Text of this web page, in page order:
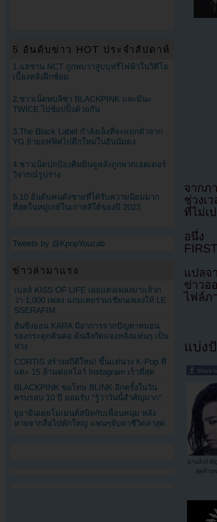
จากภ
ช่วงเ
ที่ไม่เ
อนึ่ง
แปลจ
ข่าวอ
ไฟล์ภ
แบ่ง
มาแล้ว!!
สุดท้าย
5 อันดับข่าว HOT ประจำสัปดาห์
1.แฮชาน NCT ถูกพบว่าสูบบุหรี่ไฟฟ้าในวิดีโอ
เบื้องหลังฝึกซ้อม
2.ชาวเน็ตพบลิซ่า BLACKPINK และมินะ
TWICE ไปช้อปปิ้งด้วยกัน
3.The Black Label กำลังเล็งที่จะแยกตัวจาก
YG ย้ายอฟฟิศไปตึกใหม่ในฮันนัมดง
4.ชาวเน็ตปกป้องคิมมินจูหลังถูกพวกเฮดเตอร์
วิจารณ์รูปร่าง
5.10 อันดับคนดังชายที่ได้รับความนิยมมาก
ที่สุดในหมู่เกย์ในเกาหลีใต้ของปี 2023
Tweets by @KpopYouzab
ข่าวล่ามาแรง
เบลล์ KISS OF LIFE เผยแต่งเพลงมาแล้วก
ว่า 1,000 เพลง แถมเคยร่วมเขียนเพลงให้ LE
SSERAFIM
ฮันซึงยอน KARA มีอาการจากปัญหาหมอน
รองกระดูกต้นคอ ต้นสังกัดแจงหลังแฟนๆ เป็น
ห่วง
CORTIS สร้างสถิติใหม่! ขึ้นแท่นวง K-Pop ที่
แตะ 15 ล้านฟอลโลว์ Instagram เร็วที่สุด
BLACKPINK ขอโทษ BLINK อีกครั้งในวัน
ครบรอบ 10 ปี ยอมรับ “รู้ว่าวันนี้สำคัญมาก”
ยูอาอินเผยโมเมนต์สนิทกับเพื่อนหนุ่ม หลัง
หายจากสื่อไปพักใหญ่ แฟนๆจับตาชีวิตล่าสุด